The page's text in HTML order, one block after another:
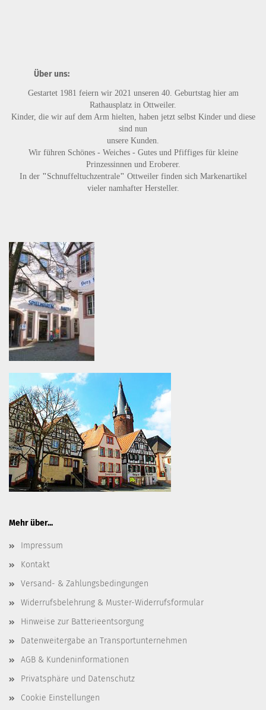
Über uns:
Gestartet 1981 feiern wir 2021 unseren 40. Geburtstag hier am
Rathausplatz in Ottweiler.
Kinder, die wir auf dem Arm hielten, haben jetzt selbst Kinder und diese
sind nun
unsere Kunden.
Wir führen Schönes - Weiches - Gutes und Pfiffigesfür kleine
Prinzessinnen und Eroberer.
In der " Schnuffeltuchzentrale" Ottweiler finden sich Markenartikel
vieler namhafter Hersteller.
Mehr über...
Impressum
Kontakt
Versand- & Zahlungsbedingungen
Widerrufsbelehrung & Muster-Widerrufsformular
Hinweise zur Batterieentsorgung
Datenweitergabe an Transportunternehmen
AGB & Kundeninformationen
Privatsphäre und Datenschutz
Cookie Einstellungen